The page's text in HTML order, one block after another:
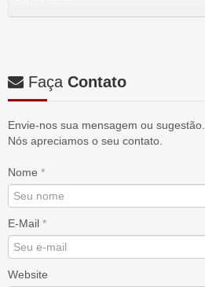
Faça Contato
Envie-nos sua mensagem ou sugestão.
Nós apreciamos o seu contato.
Nome *
E-Mail *
Website